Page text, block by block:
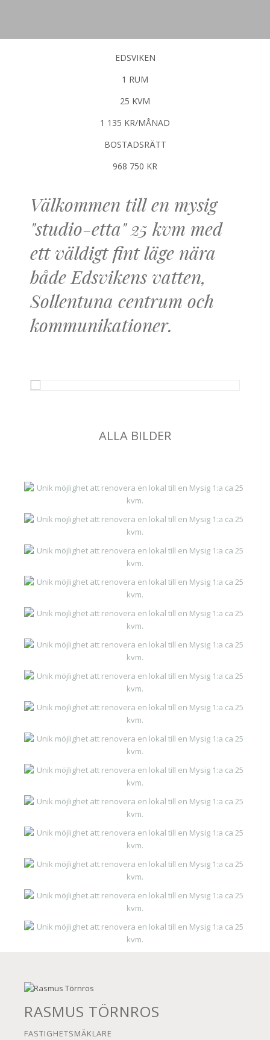
EDSVIKEN
1 RUM
25 KVM
1 135 KR/MÅNAD
BOSTADSRÄTT
968 750 KR
Välkommen till en mysig
"studio-etta" 25 kvm med
ett väldigt fint läge nära
både Edsvikens vatten,
Sollentuna centrum och
kommunikationer.
ALLA BILDER
RASMUS TÖRNROS
FASTIGHETSMÄKLARE